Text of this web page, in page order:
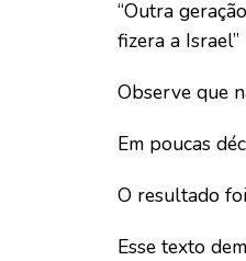
“Outra
fizera a Israel”
Observe que
Em poucas
O resultado
Esse texto